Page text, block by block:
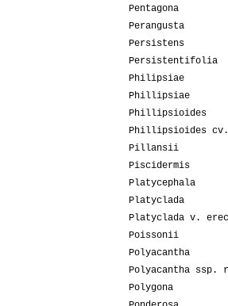
Pentagona
Perangusta
Persistens
Persistentifolia
Philipsiae
Phillipsiae
Phillipsioides
Phillipsioides
Pillansii
Piscidermis
Platycephala
Platyclada
Platyclada v.
Poissonii
Polyacantha
Polyacantha ssp.
Polygona